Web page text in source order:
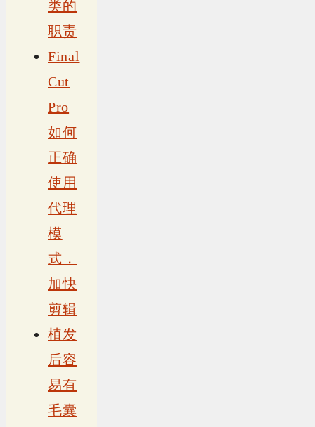
类的
职责
Final
Cut
Pro
如何
正确
使用
代理
模
式，
加快
剪辑
植发
后容
易有
毛囊